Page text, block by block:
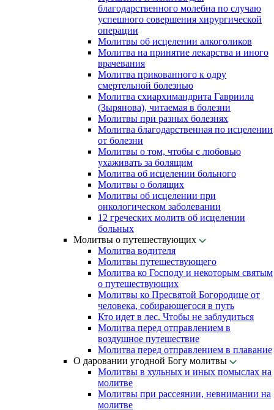
благодарственного молебна по случаю
успешного совершения хирургической
операции
Молитвы об исцелении алкоголиков
Молитва на принятие лекарства и иного
врачевания
Молитва прикованного к одру
смертельной болезнью
Молитва схиархимандрита Гавриила
(Зырянова), читаемая в болезни
Молитвы при разных болезнях
Молитва благодарственная по исцелении
от болезни
Молитвы о том, чтобы с любовью
ухаживать за болящим
Молитва об исцелении больного
Молитвы о болящих
Молитвы об исцелении при
онкологическом заболевании
12 греческих молитв об исцелении
больных
Молитвы о путешествующих
Молитва водителя
Молитвы путешествующего
Молитва ко Господу и некоторым святым
о путешествующих
Молитвы ко Пресвятой Богородице от
человека, собирающегося в путь
Кто идет в лес. Чтобы не заблудиться
Молитва перед отправлением в
воздушное путешествие
Молитва перед отправлением в плавание
О даровании угодной Богу молитвы
Молитвы в хульных и иных помыслах на
молитве
Молитвы при рассеянии, невнимании на
молитве